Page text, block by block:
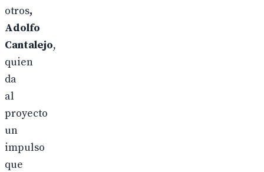
otros,
Adolfo
Cantalejo,
quien
da
al
proyecto
un
impulso
que